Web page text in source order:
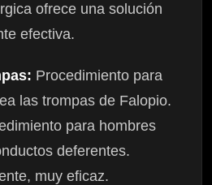
ofrece una solución
efectiva.
Procedimiento para
las trompas de Falopio.
para hombres
deferentes.
muy eficaz.